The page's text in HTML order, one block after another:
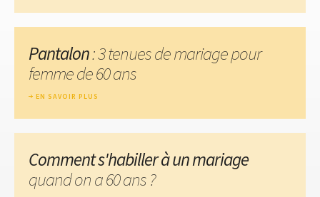
Pantalon: 3 tenues de mariage pour
femme de 60 ans
EN SAVOIR PLUS
Comment s'habiller à un mariage
quand on a 60 ans ?